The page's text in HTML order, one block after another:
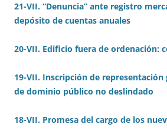
21-VII. “Denuncia” ante registro
depósito de cuentas anuales
20-VII. Edificio fuera de ordenación:
19-VII. Inscripción de
de dominio público no deslindado
18-VII. Promesa del cargo de los